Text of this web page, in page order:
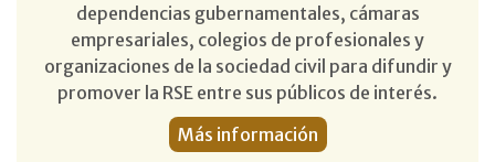
dependencias gubernamentales, cámaras
empresariales, colegios de profesionales y
organizaciones de la sociedad civil para difundir y
promover la RSE entre sus públicos de interés.
Más información